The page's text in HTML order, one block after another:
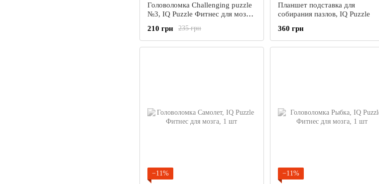
Головоломка Challenging puzzle
№3, IQ Puzzle Фитнес для мозга,
235 грн
210 грн
Планшет подставка для
собирания пазлов, IQ Puzzle
360 грн
−11% −11%